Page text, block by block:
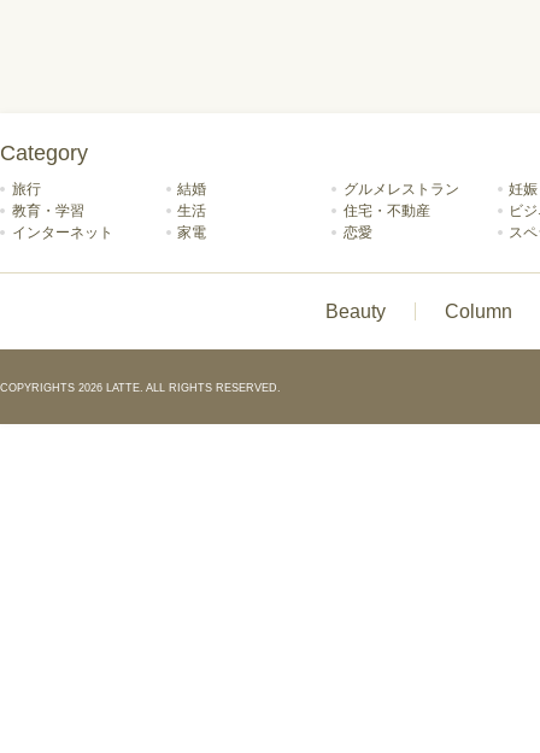
Category
旅行 結婚 グルメレストラン
妊
教育・学習
生活 住宅・不動産
ビ
インターネット
家電 恋愛 ス
Beauty Column
COPYRIGHTS 2026 LATTE. ALL RIGHTS RESERVED.